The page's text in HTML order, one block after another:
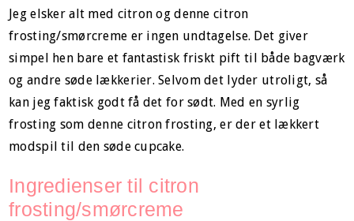
Jeg elsker alt med citron og denne citron
frosting/smørcreme er ingen undtagelse. Det giver
simpel hen bare et fantastisk friskt pift til både bagværk
og andre søde lækkerier. Selvom det lyder utroligt, så
kan jeg faktisk godt få det for sødt. Med en syrlig
frosting som denne citron frosting, er der et lækkert
modspil til den søde cupcake.
Ingredienser til citron
frosting/smørcreme